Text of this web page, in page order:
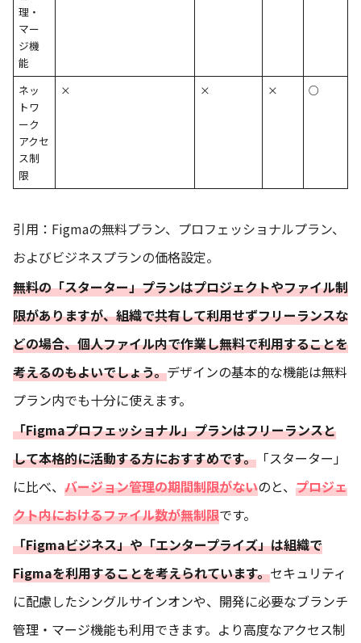
理・
マー
ジ機
能
ネッ
トワ
ーク
アクセ
ス制
限
× × × ○
引用： Figmaの無料プラン、プロフェッショナルプラン、
およびビジネスプランの価格設定。
無料の「スターター」プランはプロジェクトやファイル制
限がありますが、組織で共有して利用せずフリーランスな
どの場合、個人ファイル内で作業し無料で利用することを
考えるのもよいでしょう。デザインの基本的な機能は無料
プラン内でも十分に使えます。
「Figmaプロフェッショナル」プランはフリーランスと
して本格的に活動する方におすすめです。 「スターター」
に比べ、 バージョン管理の期間制限がないのと、 プロジェ
クト内におけるファイル数が無制限です。
「Figmaビジネス」や「エンタープライズ」は組織で
Figmaを利用することを考えられています。セキュリティ
に配慮したシングルサインオンや、開発に必要なブランチ
管理・マージ機能も利用できます。より高度なアクセス制